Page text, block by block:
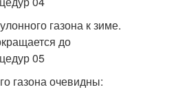
газона очевидны: